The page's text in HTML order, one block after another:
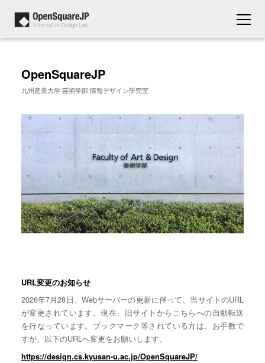
OpenSquareJP
九州産業大学 芸術学部 情報デザイン研究室
URL変更のお知らせ
2026年7月28日、Webサーバーの更新に伴って、当サイトのURL
が変更されています。現在、旧サイトからこちらへの自動転送
を行なっています。ブックマーク等されている方は、お手数で
すが、以下のURLへ変更をお願いします。
https://design.cs.kyusan-u.ac.jp/OpenSquareJP/